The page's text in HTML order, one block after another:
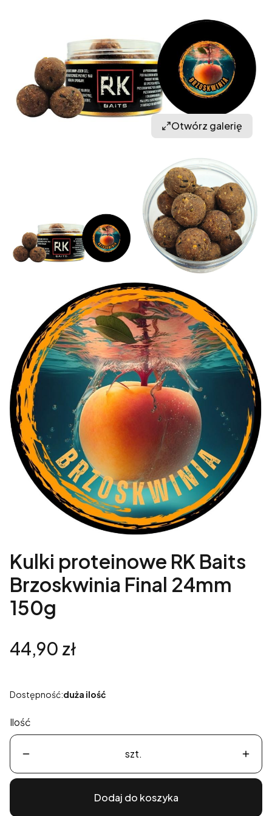
Otwórz galerię
Kulki proteinowe RK Baits
Brzoskwinia Final 24mm
150g
Cena
44,90 zł
Dostępność:duża ilość
Ilość
szt.
Dodaj do koszyka